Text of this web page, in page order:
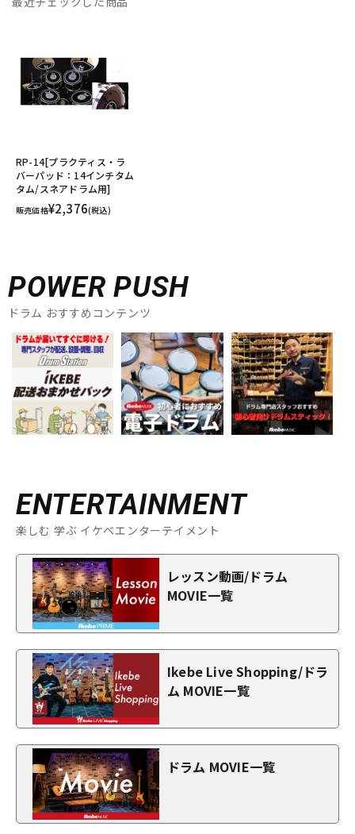
RP-14[プラクティス・ラ
バーパッド：14インチタム
タム/スネアドラム用]
販売価格¥2,376(税込)
POWER PUSH
ドラム おすすめコンテンツ
ENTERTAINMENT
楽しむ 学ぶ イケベエンターテイメント
レッスン動画/ドラム
MOVIE一覧
Ikebe Live Shopping/ドラ
ム MOVIE一覧
ドラム MOVIE一覧